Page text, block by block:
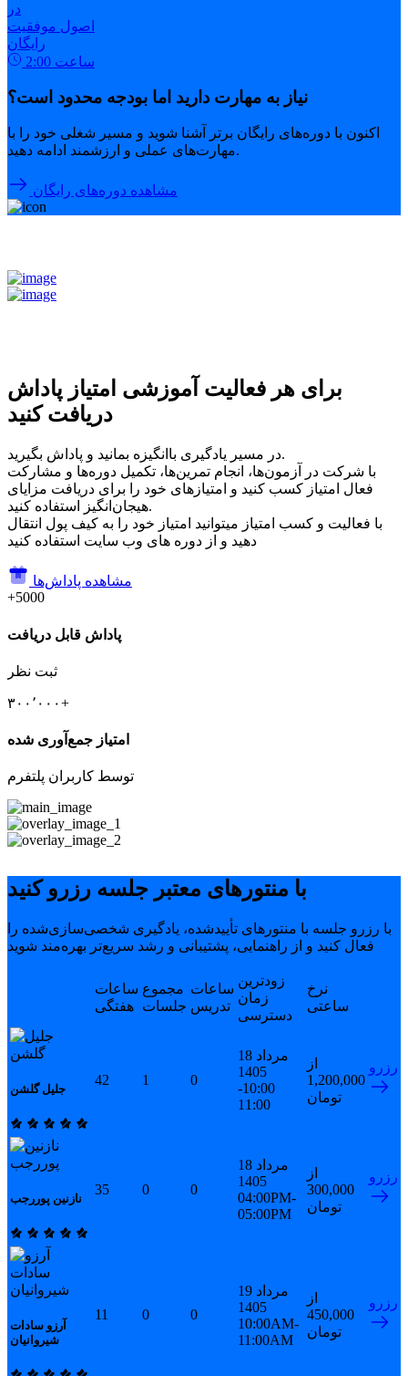
در
اصول موفقیت
رایگان
2:00 ساعت
نیاز به مهارت دارید اما بودجه محدود است؟
اکنون با دوره‌های رایگان برتر آشنا شوید و مسیر شغلی خود را با
مهارت‌های عملی و ارزشمند ادامه دهید.
مشاهده دوره‌های رایگان
برای هر فعالیت آموزشی امتیاز پاداش
دریافت کنید
در مسیر یادگیری باانگیزه بمانید و پاداش بگیرید.
با شرکت در آزمون‌ها، انجام تمرین‌ها، تکمیل دوره‌ها و مشارکت
فعال امتیاز کسب کنید و امتیازهای خود را برای دریافت مزایای
هیجان‌انگیز استفاده کنید.
با فعالیت و کسب امتیاز میتوانید امتیاز خود را به کیف پول انتقال
دهید و از دوره های وب سایت استفاده کنید
مشاهده پاداش‌ها
+5000
پاداش قابل دریافت
ثبت نظر
۳۰۰٬۰۰۰+
امتیاز جمع‌آوری شده
توسط کاربران پلتفرم
با منتورهای معتبر جلسه رزرو کنید
با رزرو جلسه با منتورهای تأییدشده، یادگیری شخصی‌سازی‌شده را
فعال کنید و از راهنمایی، پشتیبانی و رشد سریع‌تر بهره‌مند شوید
ساعات
هفتگی
مجموع
جلسات
ساعات
تدریس
زودترین
زمان
دسترسی
نرخ
ساعتی
جلیل گلشن
42 1 0
18 مرداد
1405
10:00-
11:00
از
1,200,000
تومان
رزرو
نازنین پوررجب
35 0 0
18 مرداد
1405
04:00PM-
05:00PM
از
300,000
تومان
رزرو
آرزو سادات
شیروانیان
11 0 0
19 مرداد
1405
10:00AM-
11:00AM
از
450,000
تومان
رزرو